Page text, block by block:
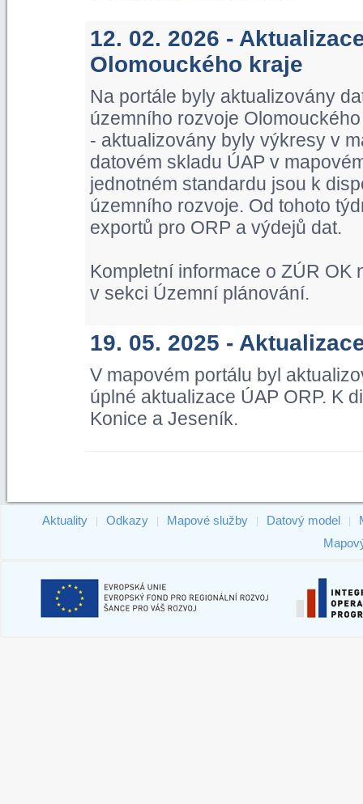
12. 02. 2026 -
Olomouckého kraje
Na portále byly aktualizovány
územního rozvoje
- aktualizovány byly výkresy v
datovém skladu ÚAP v
jednotném standardu jsou k
územního rozvoje. Od tohoto
exportů pro ORP a výdejů dat.
Kompletní informace o ZÚR
v sekci Územní plánování.
19. 05. 2025 -
V mapovém portálu byl
úplné aktualizace ÚAP ORP. K
Konice a Jeseník.
Aktuality Odkazy Mapové služby Datový model